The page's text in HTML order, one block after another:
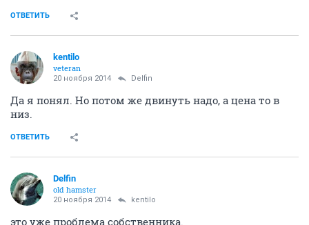
ОТВЕТИТЬ
kentilo
veteran
20 ноября 2014 Delfin
Да я понял. Но потом же двинуть надо, а цена то в
низ.
ОТВЕТИТЬ
Delfin
old hamster
20 ноября 2014 kentilo
это уже проблема собственника.